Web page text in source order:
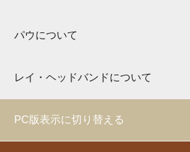
パウについて
レイ・ヘッドバンドについて
PC版表示に切り替える